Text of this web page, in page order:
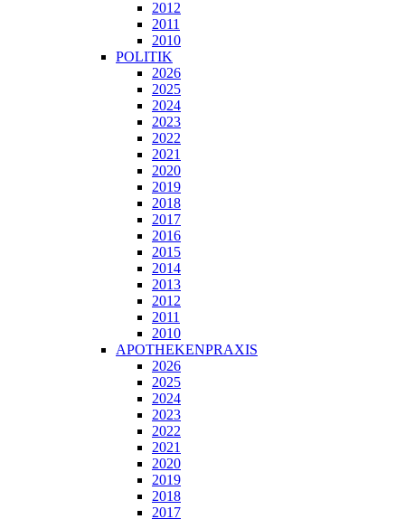
2012
2011
2010
POLITIK
2026
2025
2024
2023
2022
2021
2020
2019
2018
2017
2016
2015
2014
2013
2012
2011
2010
APOTHEKENPRAXIS
2026
2025
2024
2023
2022
2021
2020
2019
2018
2017